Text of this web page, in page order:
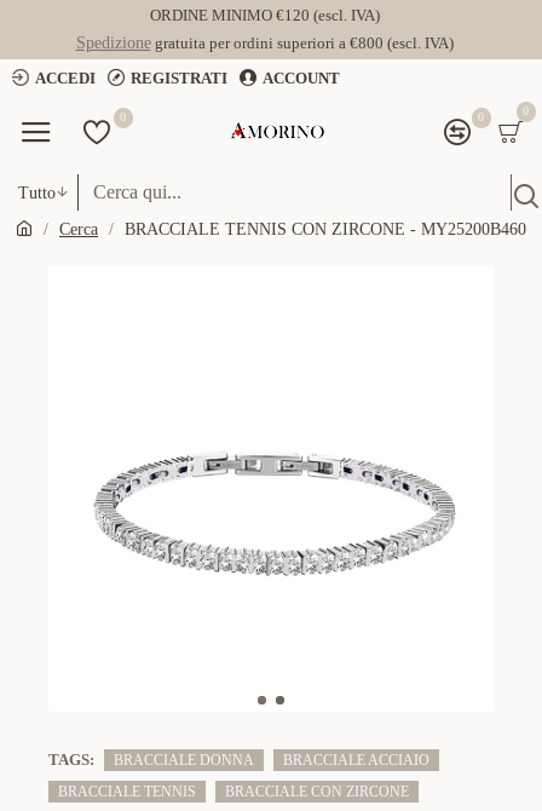
ORDINE MINIMO €120 (escl. IVA)
Spedizionegratuita per ordini superiori a €800 (escl. IVA)
ACCEDI
REGISTRATI ACCOUNT
0 0 0
Tutto
Cerca BRACCIALE TENNIS CON ZIRCONE - MY25200B460
TAGS: BRACCIALE DONNA
BRACCIALE ACCIAIO
BRACCIALE TENNIS
BRACCIALE CON ZIRCONE